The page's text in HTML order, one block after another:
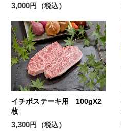
3,000円（税込）
イチボステーキ用 100gX2
枚
3,300円（税込）